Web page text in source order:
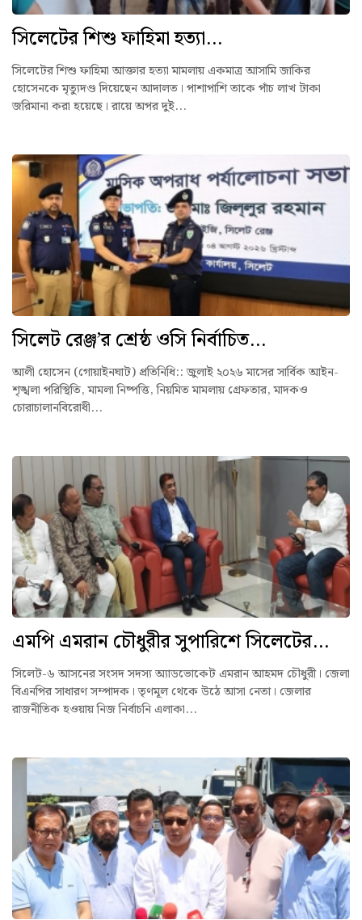
সিলেটের শিশু ফাহিমা হত্যা...
সিলেটের শিশু ফাহিমা আক্তার হত্যা মামলায় একমাত্র আসামি জাকির
হোসেনকে মৃত্যুদণ্ড দিয়েছেন আদালত। পাশাপাশি তাকে পাঁচ লাখ টাকা
জরিমানা করা হয়েছে। রায়ে অপর দুই...
সিলেট রেঞ্জ’র শ্রেষ্ঠ ওসি নির্বাচিত...
আলী হোসেন (গোয়াইনঘাট) প্রতিনিধি:: ‎জুলাই ২০২৬ মাসের সার্বিক আইন-
শৃঙ্খলা পরিস্থিতি, মামলা নিষ্পত্তি, নিয়মিত মামলায় গ্রেফতার, মাদকও
চোরাচালানবিরোধী...
এমপি এমরান চৌধুরীর সুপারিশে সিলেটের...
সিলেট-৬ আসনের সংসদ সদস্য অ্যাডভোকেট এমরান আহমদ চৌধুরী। জেলা
বিএনপির সাধারণ সম্পাদক। তৃণমূল থেকে উঠে আসা নেতা। জেলার
রাজনীতিক হওয়ায় নিজ নির্বাচনি এলাকা...